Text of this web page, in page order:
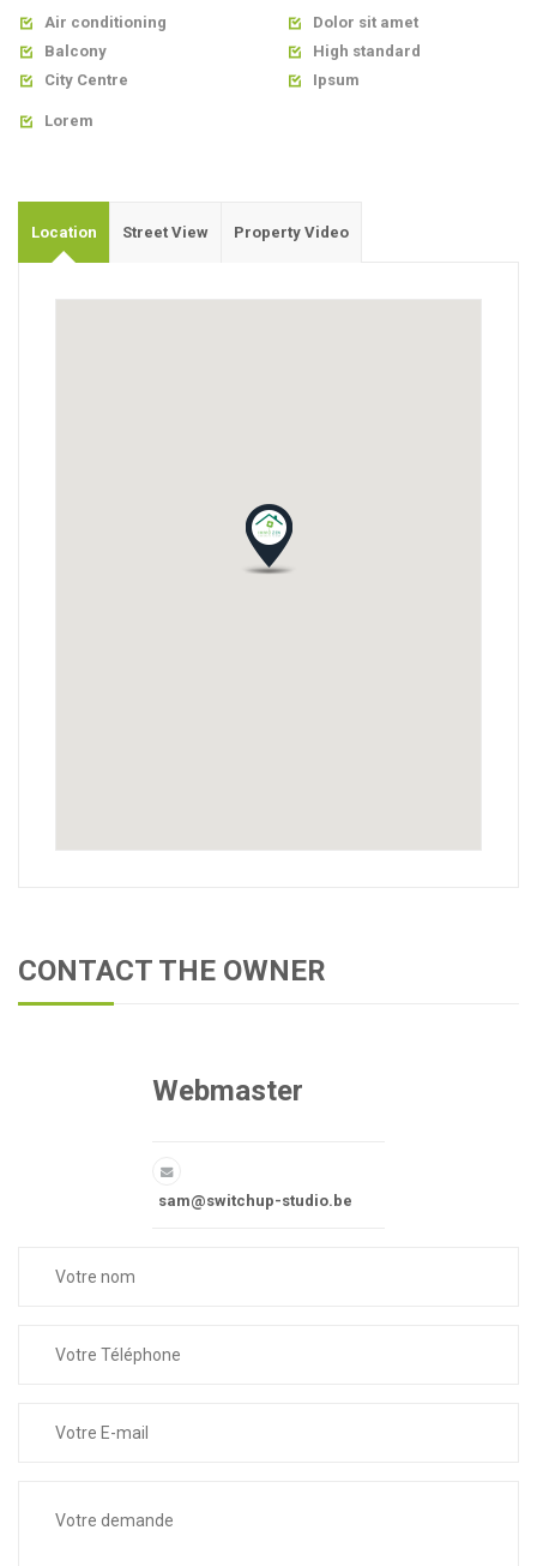
 Air conditioning
 Balcony
 City Centre
 Dolor sit amet
 High standard
 Ipsum
 Lorem
Location Street View Property Video
CONTACT THE OWNER
Webmaster
sam@switchup-studio.be